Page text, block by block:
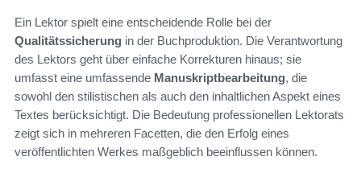
Ein Lektor spielt eine entscheidende Rolle bei der
Qualitätssicherung in der Buchproduktion. Die Verantwortung
des Lektors geht über einfache Korrekturen hinaus; sie
umfasst eine umfassende Manuskriptbearbeitung, die
sowohl den stilistischen als auch den inhaltlichen Aspekt eines
Textes berücksichtigt. Die Bedeutung professionellen Lektorats
zeigt sich in mehreren Facetten, die den Erfolg eines
veröffentlichten Werkes maßgeblich beeinflussen können.